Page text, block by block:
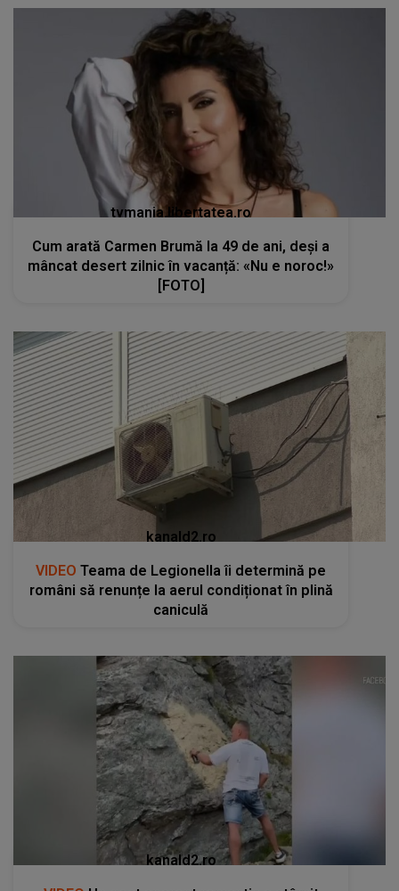
tvmania.libertatea.ro
Cum arată Carmen Brumă la 49 de ani, deși a
mâncat desert zilnic în vacanță: «Nu e noroc!»
[FOTO]
kanald2.ro
VIDEO Teama de Legionella îi determină pe
români să renunțe la aerul condiționat în plină
caniculă
kanald2.ro